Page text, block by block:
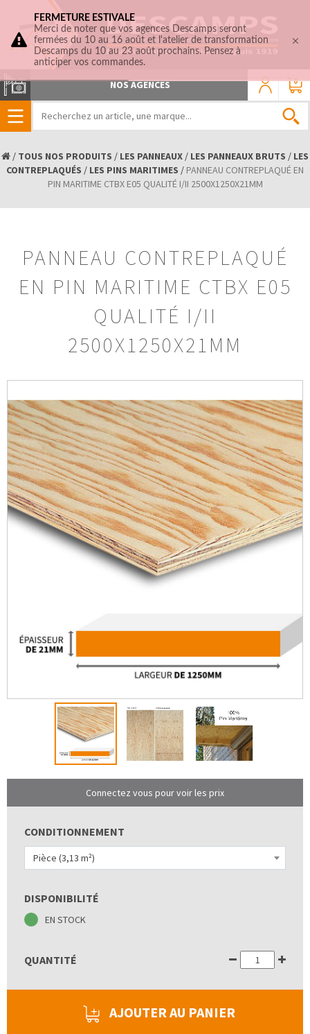
0
NOS AGENCES
/ TOUS NOS PRODUITS / LES PANNEAUX / LES PANNEAUX BRUTS / LES
CONTREPLAQUÉS / LES PINS MARITIMES / PANNEAU CONTREPLAQUÉ EN
PIN MARITIME CTBX E05 QUALITÉ I/II 2500X1250X21MM
PANNEAU CONTREPLAQUÉ
EN PIN MARITIME CTBX E05
QUALITÉ I/II
2500X1250X21MM
Connectez vous pour voir les prix
CONDITIONNEMENT
Pièce (3,13 m²)
DISPONIBILITÉ
EN STOCK
QUANTITÉ
AJOUTER AU PANIER
FERMETURE ESTIVALE
Merci de noter que vos agences Descamps seront
fermées du 10 au 16 août et l'atelier de transformation
Descamps du 10 au 23 août prochains. Pensez à
anticiper vos commandes.